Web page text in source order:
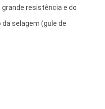
grande resistência e do
selagem (gule de